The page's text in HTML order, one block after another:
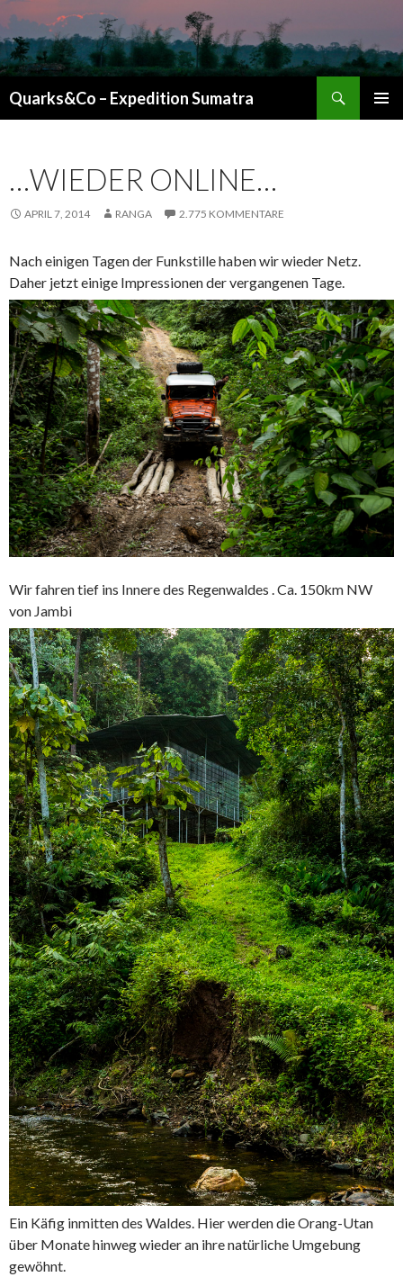
Quarks&Co – Expedition Sumatra
…WIEDER ONLINE…
APRIL 7, 2014 RANGA 2.775 KOMMENTARE
Nach einigen Tagen der Funkstille haben wir wieder Netz.
Daher jetzt einige Impressionen der vergangenen Tage.
Wir fahren tief ins Innere des Regenwaldes . Ca. 150km NW
von Jambi
Ein Käfig inmitten des Waldes. Hier werden dieOrang-Utan
über Monate hinweg wieder an ihre natürliche Umgebung
gewöhnt.